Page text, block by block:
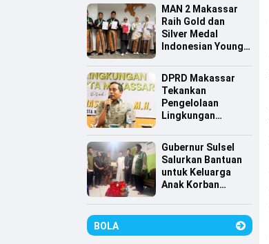
MAN 2 Makassar
Raih Gold dan
Silver Medal
Indonesian Young
DPRD Makassar
Tekankan
Pengelolaan
Lingkungan
Sampah jadi
Perhatian Utama
Gubernur Sulsel
Salurkan Bantuan
untuk Keluarga
Anak Korban
BOLA